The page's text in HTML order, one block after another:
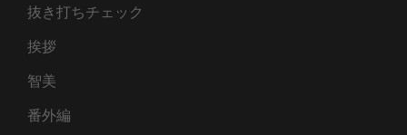
抜き打ちチェック
挨拶
智美
番外編